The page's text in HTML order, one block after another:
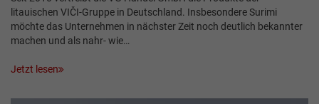
litauischen VIČI-Gruppe in Deutschland. Insbesondere Surimi
möchte das Unternehmen in nächster Zeit noch deutlich bekannter
machen und als nahr- wie…
Jetzt lesen